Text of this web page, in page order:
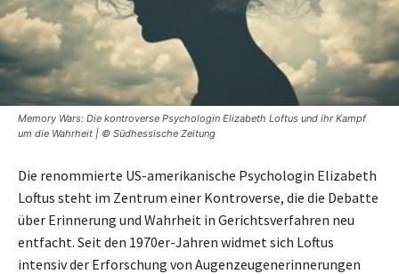
Memory Wars: Die kontroverse Psychologin Elizabeth Loftus und ihr Kampf
um die Wahrheit | © Südhessische Zeitung
Die renommierte US-amerikanische Psychologin Elizabeth
Loftus steht im Zentrum einer Kontroverse, die die Debatte
über Erinnerung und Wahrheit in Gerichtsverfahren neu
entfacht. Seit den 1970er-Jahren widmet sich Loftus
intensiv der Erforschung von Augenzeugenerinnerungen